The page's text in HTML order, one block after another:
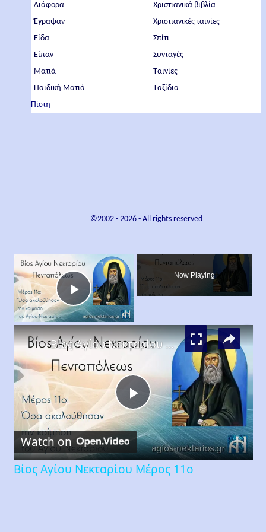
Διάφορα
Έγραψαν
Είδα
Είπαν
Ματιά
Παιδική Ματιά
Πίστη
Χριστιανικά βιβλία
Χριστιανικές ταινίες
Σπίτι
Συνταγές
Ταινίες
Ταξίδια
©2002 - 2026- All rights reserved
Play
Video
Now Playing
×
Play
Video
Βίος Αγίου Νεκταρίου Μέρος 11ο
Watch on
Βίος Αγίου Νεκταρίου Μέρος 11ο